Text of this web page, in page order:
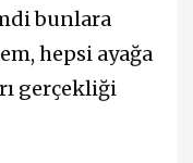
bunlara
hepsi ayağa
gerçekliği